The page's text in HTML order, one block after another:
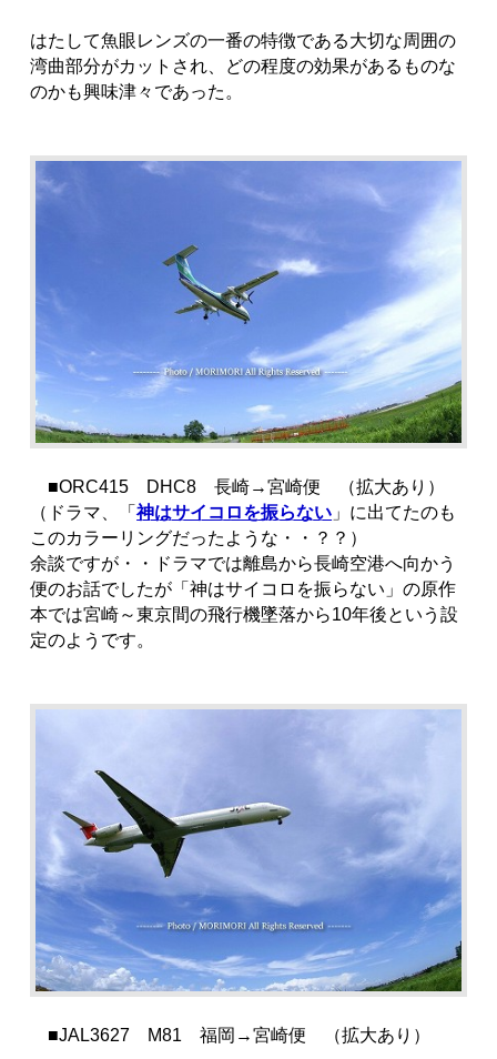
はたして魚眼レンズの一番の特徴である大切な周囲の
湾曲部分がカットされ、どの程度の効果があるものな
のかも興味津々であった。
■ORC415 DHC8 長崎→宮崎便 （拡大あり）
（ドラマ、「神はサイコロを振らない 」に出てたのも
このカラーリングだったような・・？？）
余談ですが・・ドラマでは離島から長崎空港へ向かう
便のお話でしたが「神はサイコロを振らない」の原作
本では宮崎～東京間の飛行機墜落から10年後という設
定のようです。
■JAL3627 M81 福岡→宮崎便 （拡大あり）